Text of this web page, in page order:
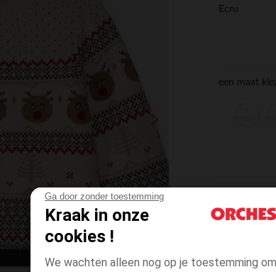
Ga door zonder toestemming
Kraak in onze
cookies !
We wachten alleen nog op je toestemming
Ecru
een maat